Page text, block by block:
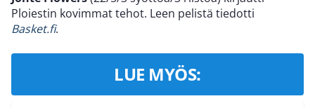
Ploiestin kovimmat tehot. Leen pelistä tiedotti
Basket.fi.
LUE MYÖS: